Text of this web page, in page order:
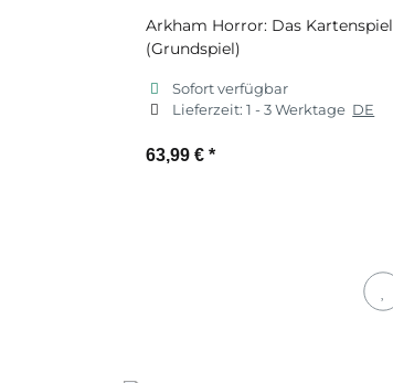
Arkham Horror: Das Kartenspiel
(Grundspiel)
Sofort verfügbar
Lieferzeit:1 - 3 Werktage DE
63,99 € *